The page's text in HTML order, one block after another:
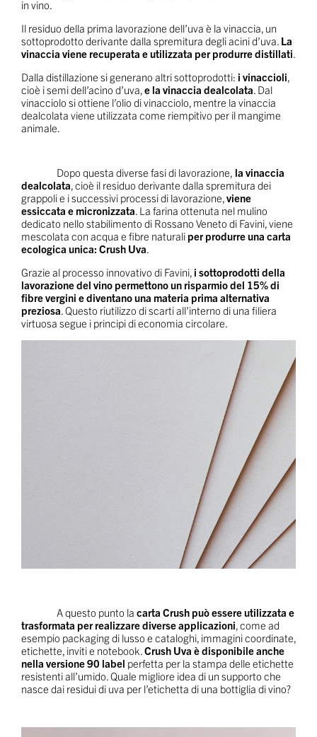
in vino.
Il residuo della prima lavorazione dell’uva è la vinaccia, un
sottoprodotto derivante dalla spremitura degli acini d’uva. La
vinaccia viene recuperata e utilizzata per produrre distillati.
Dalla distillazione si generano altri sottoprodotti: i vinaccioli,
cioè i semi dell’acino d’uva,e la vinaccia dealcolata. Dal
vinacciolo si ottiene l’olio di vinacciolo, mentre la vinaccia
dealcolata viene utilizzata come riempitivo per il mangime
animale.
Dopo questa diverse fasi di lavorazione, la vinaccia
dealcolata, cioè il residuo derivante dalla spremitura dei
grappoli e i successivi processi di lavorazione,viene
essiccata e micronizzata. La farina ottenuta nel mulino
dedicato nello stabilimento di Rossano Veneto di Favini, viene
mescolata con acqua e fibre naturali per produrre una carta
ecologica unica: Crush Uva.
Grazie al processo innovativo di Favini, i sottoprodotti della
lavorazione del vino permettono un risparmio del 15% di
fibre vergini e diventano una materia prima alternativa
preziosa. Questo riutilizzo di scarti all’interno di una filiera
virtuosa segue i principi di economia circolare.
A questo punto la carta Crush può essere utilizzata e
trasformata per realizzare diverse applicazioni, come ad
esempio packaging di lusso e cataloghi, immagini coordinate,
etichette, inviti e notebook.Crush Uva è disponibile anche
nella versione 90 label perfetta per la stampa delle etichette
resistenti all’umido. Quale migliore idea di un supporto che
nasce dai residui di uva per l’etichetta di una bottiglia di vino?